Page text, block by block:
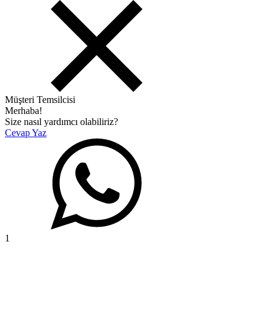
Müşteri Temsilcisi
Merhaba!
Size nasıl yardımcı olabiliriz?
Cevap Yaz
1